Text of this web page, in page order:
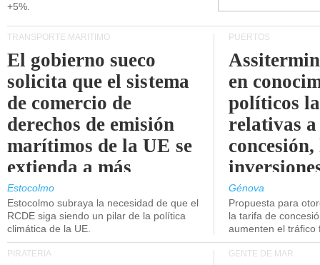
+5%.
TRANSPORTE MARÍTIMO
El gobierno sueco
solicita que el sistema
de comercio de
derechos de emisión
marítimos de la UE se
extienda a más
buques.
Estocolmo
Estocolmo subraya la necesidad de que el
RCDE siga siendo un pilar de la política
climática de la UE.
PUERTOS
en
políticos
relativas a
concesión,
Génova
Propuesta para
la tarifa de
aumenten el tráfico
PIRATERÍA GENTE DE MAR